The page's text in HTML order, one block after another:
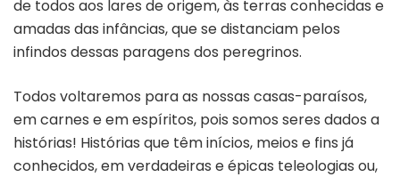
de todos aos lares de origem, às terras conhecidas e
amadas das infâncias, que se distanciam pelos
infindos dessas paragens dos peregrinos.
Todos voltaremos para as nossas casas-paraísos,
em carnes e em espíritos, pois somos seres dados a
histórias! Histórias que têm inícios, meios e fins já
conhecidos, em verdadeiras e épicas teleologias ou,